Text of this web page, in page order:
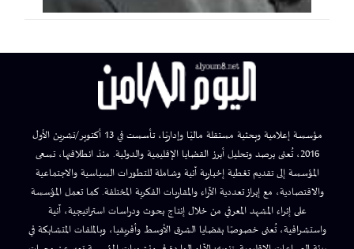
مؤسسة إعلامية وبحثية مستقلة ماليًا وإداريًا، تأسست في 13 أكتوبر/تشرين الأول
2016، تُعنى برصد وتحليل أبرز القضايا الإقليمية والدولية. منذ انطلاقتها، تسعى
المؤسسة إلى تقديم تغطية إخبارية آنية وشاملة للتطورات السياسية والاجتماعية
والاقتصادية، مع إبراز تعددية الآراء والمقاربات الفكرية المختلفة. كما تعمل المؤسسة
على إثراء المشهد المعرفي من خلال إنتاج بحوث ودراسات استراتيجية، آنية
واستشرافية، تُعنى خصوصًا بقضايا الشرق الأوسط وأفريقيا، وبالملفات المتشابكة في